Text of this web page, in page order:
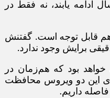
در طول سال ادامه یابند، نه فقط در
هم قابل توجه است. گفتنش
برایش وجود ندارد.
بود که هم‌زمان در
۱۹ و تمام گونه‌های این دو ویروس محافظت
فاصله داریم.